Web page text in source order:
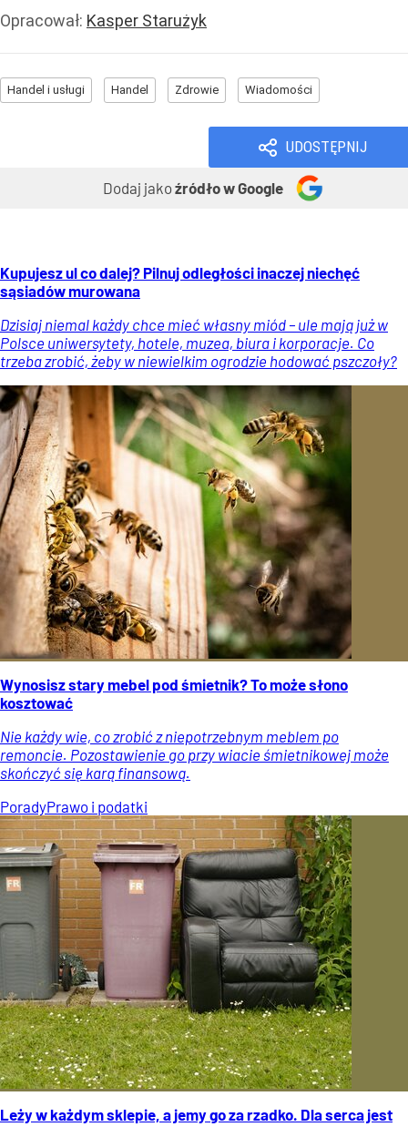
Opracował: Kasper Starużyk
Handel i usługi Handel Zdrowie Wiadomości
UDOSTĘPNIJ
Dodaj jakoźródło w Google
Kupujesz ul co dalej? Pilnuj odległości inaczej niechęć
sąsiadów murowana
Dzisiaj niemal każdy chce mieć własny miód – ule mają już w
Polsce uniwersytety, hotele, muzea, biura i korporacje. Co
trzeba zrobić, żeby w niewielkim ogrodzie hodować pszczoły?
Wynosisz stary mebel pod śmietnik? To może słono
kosztować
Nie każdy wie, co zrobić z niepotrzebnym meblem po
remoncie. Pozostawienie go przy wiacie śmietnikowej może
skończyć się karą finansową.
PoradyPrawo i podatki
Leży w każdym sklepie, a jemy go za rzadko. Dla serca jest